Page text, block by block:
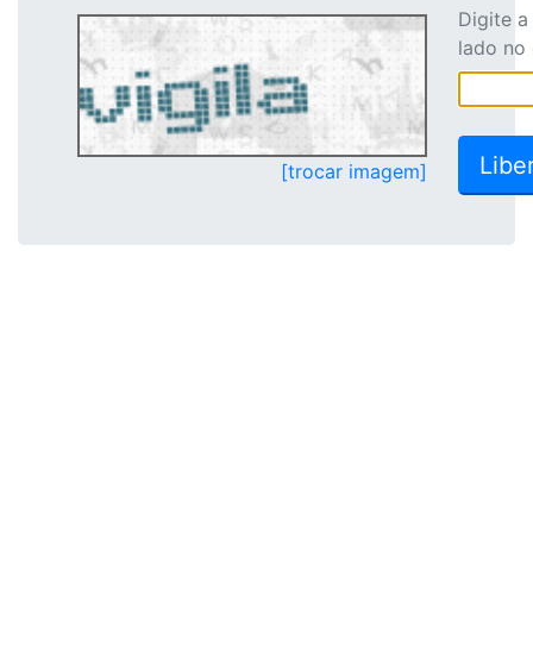
[trocar imagem]
Digite
lado no